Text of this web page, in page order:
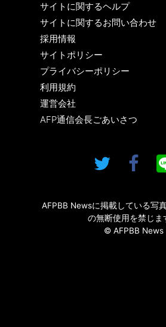
サイトに関するヘルプ
サイトに関するお問い合わせ
採用情報
サイトポリシー
プライバシーポリシー
利用規約
運営会社
AFP通信会長ごあいさつ
AFPBB Newsに掲載している写
の無断使用を禁じま
© AFPBB News